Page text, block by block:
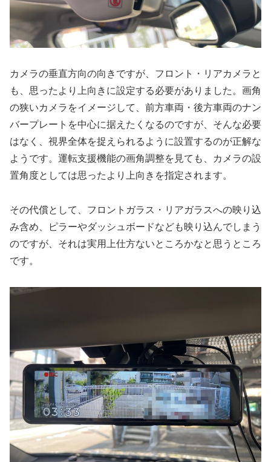
カメラの垂直方向の向きですが、フロント・リアカメラと
も、思ったより上向きに設定する必要がありました。画角
の狭いカメラをイメージして、前方車両・後方車両のナン
バープレートを中心に据えたくなるのですが、そんな必要
はなく、視界全体を捉えられるように設置するのが正解な
ようです。運転支援機能の画角調整を見ても、カメラの設
置角度としては思ったより上向きを指定されます。
その代償として、フロントガラス・リアガラスへの映り込
み含め、ピラーやダッシュボードなども映り込んでしまう
のですが、それは実用上仕方ないところかなと思うところ
です。